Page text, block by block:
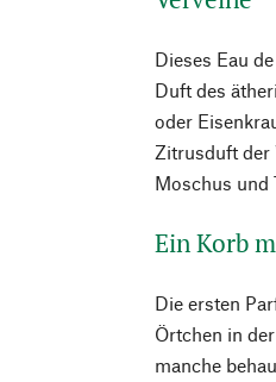
Dieses Eau
Duft des
oder
Zitrusduft der
Moschus und
Ein Korb
Die ersten
Örtchen in
manche